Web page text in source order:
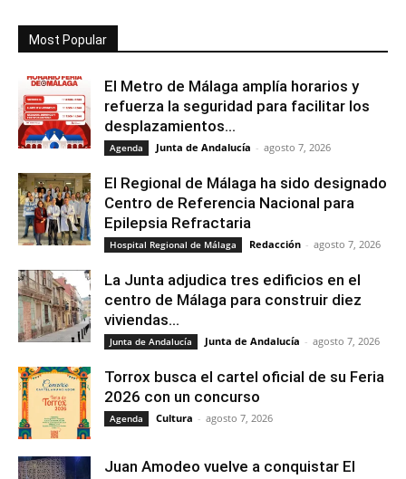
Most Popular
El Metro de Málaga amplía horarios y
refuerza la seguridad para facilitar los
desplazamientos...
Agenda Junta de Andalucía - agosto 7, 2026
El Regional de Málaga ha sido designado
Centro de Referencia Nacional para
Epilepsia Refractaria
Hospital Regional de Málaga Redacción - agosto 7, 2026
La Junta adjudica tres edificios en el
centro de Málaga para construir diez
viviendas...
Junta de Andalucía Junta de Andalucía - agosto 7, 2026
Torrox busca el cartel oficial de su Feria
2026 con un concurso
Agenda Cultura - agosto 7, 2026
Juan Amodeo vuelve a conquistar El